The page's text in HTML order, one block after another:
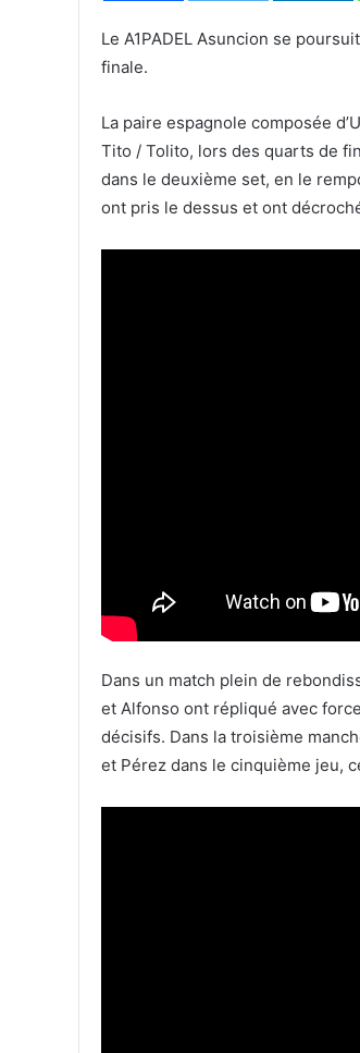
Le A1PADEL Asuncion se
finale.
La paire espagnole composée
Tito / Tolito, lors des quarts de
dans le deuxième set, en le
ont pris le dessus et ont
Dans un match plein de
et Alfonso ont répliqué avec
décisifs. Dans la troisième
et Pérez dans le cinquième jeu,